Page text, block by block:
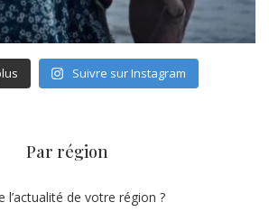
Suivre sur Instagram
Par région
l’actualité de votre région ?